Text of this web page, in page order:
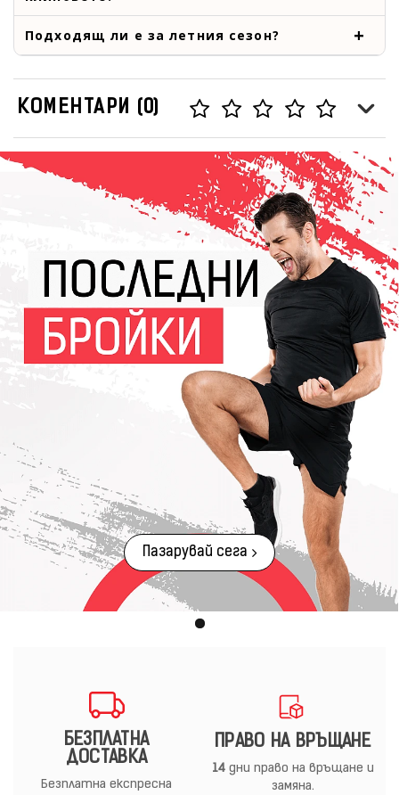
Подходящ ли е за летния сезон?
КОМЕНТАРИ (0)
Пазарувай сега
БЕЗПЛАТНА
ДОСТАВКА
Безплатна експресна
ПРАВО НА ВРЪЩАНЕ
14дни право на връщане и
замяна.